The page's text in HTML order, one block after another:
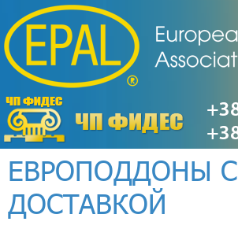
ЕВРОПОДДОНЫ С
ДОСТАВКОЙ